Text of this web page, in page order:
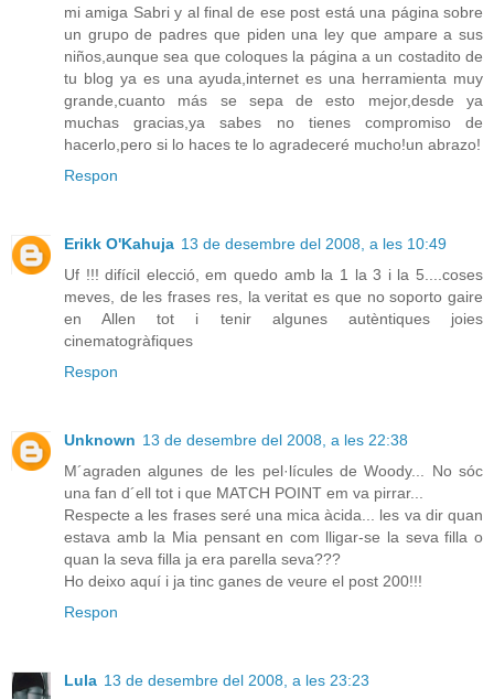
mi amiga Sabri y al final de ese post está una página sobre
un grupo de padres que piden una ley que ampare a sus
niños,aunque sea que coloques la página a un costadito de
tu blog ya es una ayuda,internet es una herramienta muy
grande,cuanto más se sepa de esto mejor,desde ya
muchas gracias,ya sabes no tienes compromiso de
hacerlo,pero si lo haces te lo agradeceré mucho!un abrazo!
Respon
Erikk O'Kahuja 13 de desembre del 2008, a les 10:49
Uf !!! difícil elecció, em quedo amb la 1 la 3 i la 5....coses
meves, de les frases res, la veritat es que no soporto gaire
en Allen tot i tenir algunes autèntiques joies
cinematogràfiques
Respon
Unknown 13 de desembre del 2008, a les 22:38
M´agraden algunes de les pel·lícules de Woody... No sóc
una fan d´ell tot i que MATCH POINT em va pirrar...
Respecte a les frases seré una mica àcida... les va dir quan
estava amb la Mia pensant en com lligar-se la seva filla o
quan la seva filla ja era parella seva???
Ho deixo aquí i ja tinc ganes de veure el post 200!!!
Respon
Lula 13 de desembre del 2008, a les 23:23